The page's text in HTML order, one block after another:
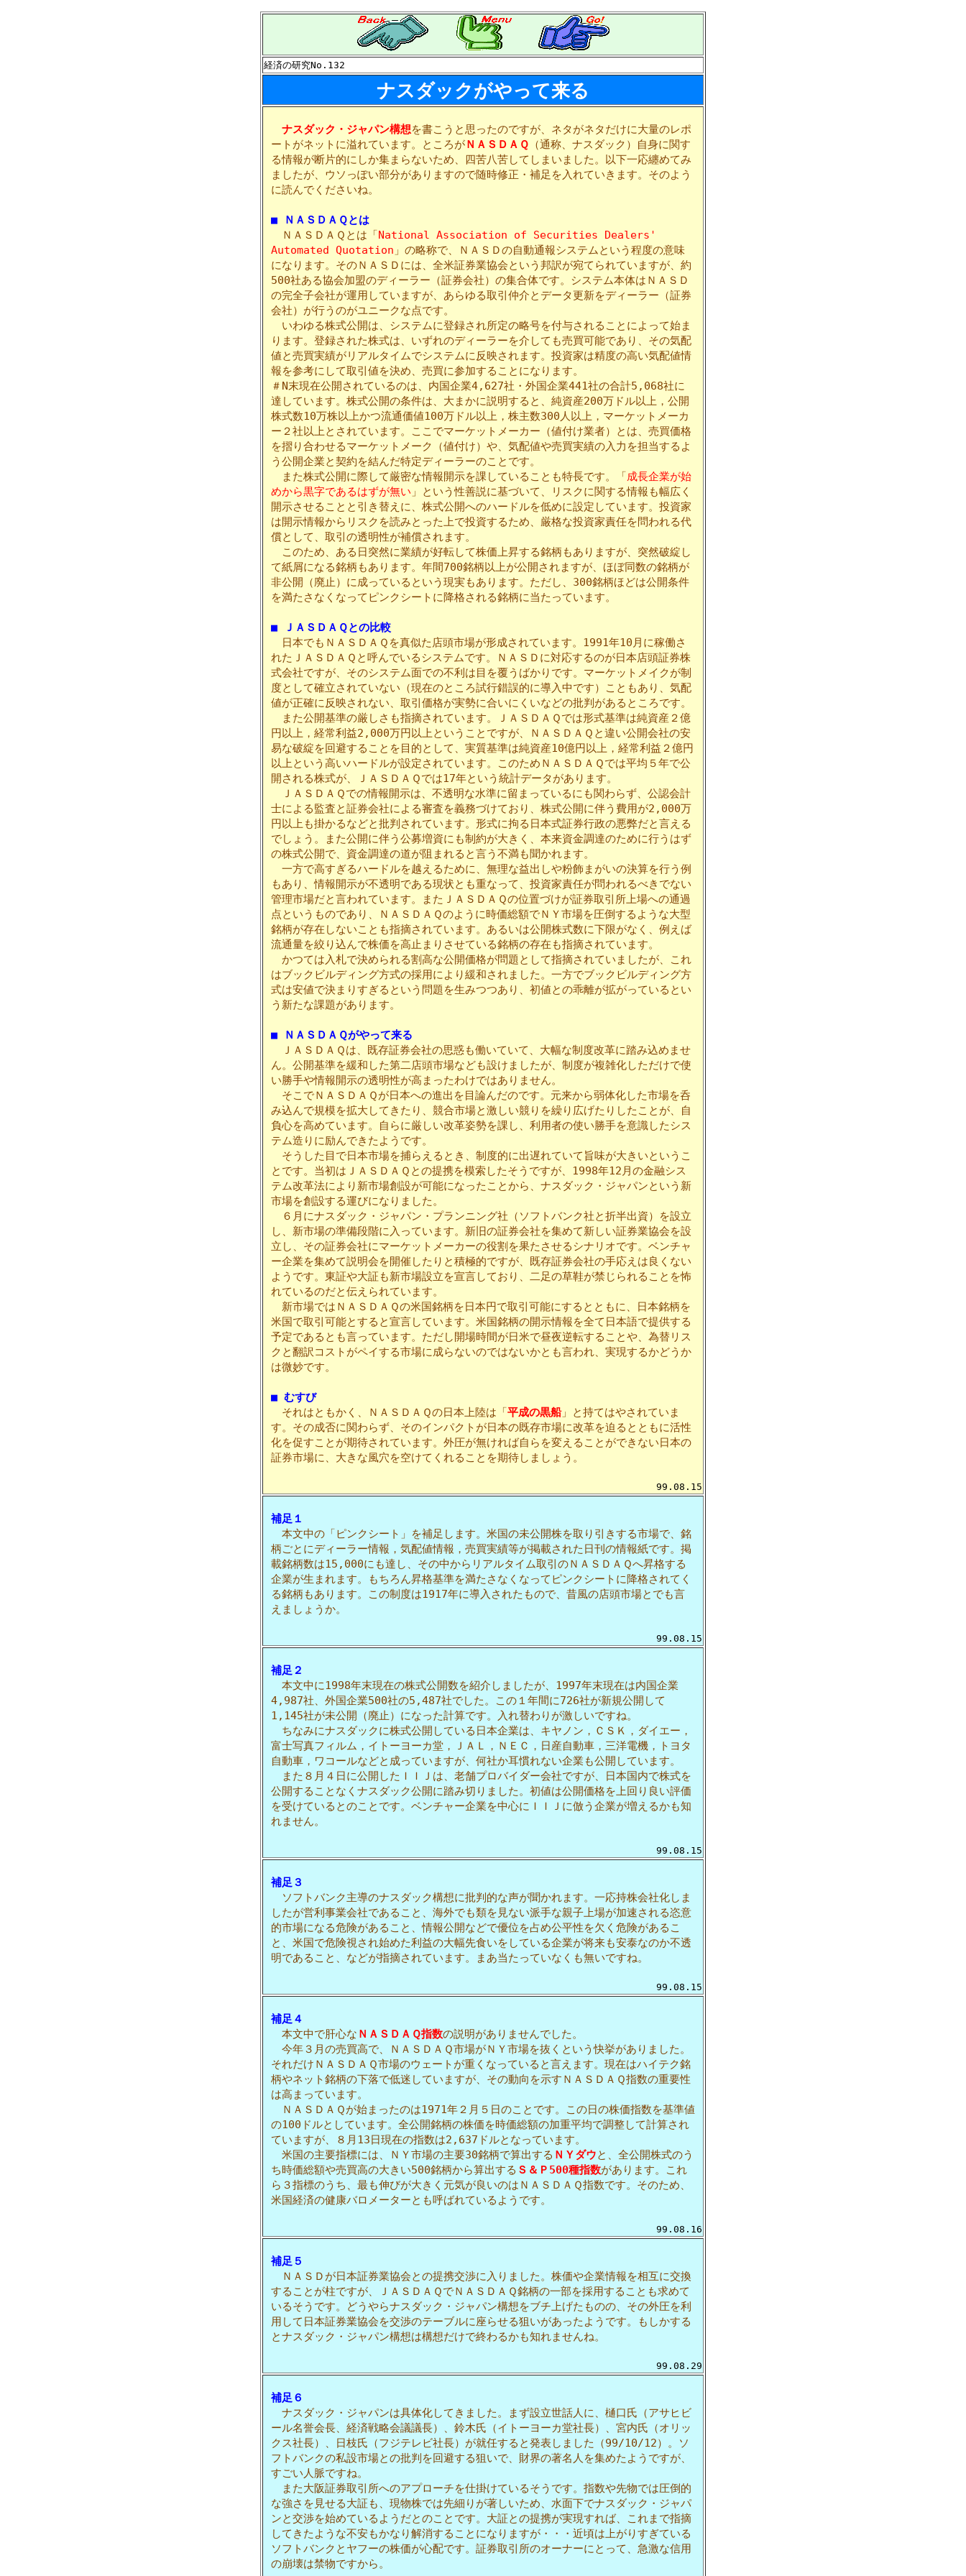
経済の研究No.132
ナスダックがやって来る
ナスダック・ジャパン構想を書こうと思ったのですが、ネタがネタだけに大量のレポ
ートがネットに溢れています。ところがＮＡＳＤＡＱ （通称、ナスダック）自身に関す
る情報が断片的にしか集まらないため、四苦八苦してしまいました。以下一応纏めてみ
ましたが、ウソっぽい部分がありますので随時修正・補足を入れていきます。そのよう
に読んでくださいね。
■ ＮＡＳＤＡＱとは
ＮＡＳＤＡＱとは「National Association of Securities Dealers'
Automated Quotation 」の略称で、ＮＡＳＤの自動通報システムという程度の意味
になります。そのＮＡＳＤには、全米証券業協会という邦訳が宛てられていますが、約
500社ある協会加盟のディーラー（証券会社）の集合体です。システム本体はＮＡＳＤ
の完全子会社が運用していますが、あらゆる取引仲介とデータ更新をディーラー（証券
会社）が行うのがユニークな点です。
いわゆる株式公開は、システムに登録され所定の略号を付与されることによって始ま
ります。登録された株式は、いずれのディーラーを介しても売買可能であり、その気配
値と売買実績がリアルタイムでシステムに反映されます。投資家は精度の高い気配値情
報を参考にして取引値を決め、売買に参加することになります。
＃N末現在公開されているのは、内国企業4,627社・外国企業441社の合計5,068社に
達しています。株式公開の条件は、大まかに説明すると、純資産200万ドル以上，公開
株式数10万株以上かつ流通価値100万ドル以上，株主数300人以上，マーケットメーカ
ー２社以上とされています。ここでマーケットメーカー（値付け業者）とは、売買価格
を摺り合わせるマーケットメーク（値付け）や、気配値や売買実績の入力を担当するよ
う公開企業と契約を結んだ特定ディーラーのことです。
また株式公開に際して厳密な情報開示を課していることも特長です。「成長企業が始
めから黒字であるはずが無い 」という性善説に基づいて、リスクに関する情報も幅広く
開示させることと引き替えに、株式公開へのハードルを低めに設定しています。投資家
は開示情報からリスクを読みとった上で投資するため、厳格な投資家責任を問われる代
償として、取引の透明性が補償されます。
このため、ある日突然に業績が好転して株価上昇する銘柄もありますが、突然破綻し
て紙屑になる銘柄もあります。年間700銘柄以上が公開されますが、ほぼ同数の銘柄が
非公開（廃止）に成っているという現実もあります。ただし、300銘柄ほどは公開条件
を満たさなくなってピンクシートに降格される銘柄に当たっています。
■ ＪＡＳＤＡＱとの比較
日本でもＮＡＳＤＡＱを真似た店頭市場が形成されています。1991年10月に稼働さ
れたＪＡＳＤＡＱと呼んでいるシステムです。ＮＡＳＤに対応するのが日本店頭証券株
式会社ですが、そのシステム面での不利は目を覆うばかりです。マーケットメイクが制
度として確立されていない（現在のところ試行錯誤的に導入中です）こともあり、気配
値が正確に反映されない、取引価格が実勢に合いにくいなどの批判があるところです。
また公開基準の厳しさも指摘されています。ＪＡＳＤＡＱでは形式基準は純資産２億
円以上，経常利益2,000万円以上ということですが、ＮＡＳＤＡＱと違い公開会社の安
易な破綻を回避することを目的として、実質基準は純資産10億円以上，経常利益２億円
以上という高いハードルが設定されています。このためＮＡＳＤＡＱでは平均５年で公
開される株式が、ＪＡＳＤＡＱでは17年という統計データがあります。
ＪＡＳＤＡＱでの情報開示は、不透明な水準に留まっているにも関わらず、公認会計
士による監査と証券会社による審査を義務づけており、株式公開に伴う費用が2,000万
円以上も掛かるなどと批判されています。形式に拘る日本式証券行政の悪弊だと言える
でしょう。また公開に伴う公募増資にも制約が大きく、本来資金調達のために行うはず
の株式公開で、資金調達の道が阻まれると言う不満も聞かれます。
一方で高すぎるハードルを越えるために、無理な益出しや粉飾まがいの決算を行う例
もあり、情報開示が不透明である現状とも重なって、投資家責任が問われるべきでない
管理市場だと言われています。またＪＡＳＤＡＱの位置づけが証券取引所上場への通過
点というものであり、ＮＡＳＤＡＱのように時価総額でＮＹ市場を圧倒するような大型
銘柄が存在しないことも指摘されています。あるいは公開株式数に下限がなく、例えば
流通量を絞り込んで株価を高止まりさせている銘柄の存在も指摘されています。
かつては入札で決められる割高な公開価格が問題として指摘されていましたが、これ
はブックビルディング方式の採用により緩和されました。一方でブックビルディング方
式は安値で決まりすぎるという問題を生みつつあり、初値との乖離が拡がっているとい
う新たな課題があります。
■ ＮＡＳＤＡＱがやって来る
ＪＡＳＤＡＱは、既存証券会社の思惑も働いていて、大幅な制度改革に踏み込めませ
ん。公開基準を緩和した第二店頭市場なども設けましたが、制度が複雑化しただけで使
い勝手や情報開示の透明性が高まったわけではありません。
そこでＮＡＳＤＡＱが日本への進出を目論んだのです。元来から弱体化した市場を呑
み込んで規模を拡大してきたり、競合市場と激しい競りを繰り広げたりしたことが、自
負心を高めています。自らに厳しい改革姿勢を課し、利用者の使い勝手を意識したシス
テム造りに励んできたようです。
そうした目で日本市場を捕らえるとき、制度的に出遅れていて旨味が大きいというこ
とです。当初はＪＡＳＤＡＱとの提携を模索したそうですが、1998年12月の金融シス
テム改革法により新市場創設が可能になったことから、ナスダック・ジャパンという新
市場を創設する運びになりました。
６月にナスダック・ジャパン・プランニング社（ソフトバンク社と折半出資）を設立
し、新市場の準備段階に入っています。新旧の証券会社を集めて新しい証券業協会を設
立し、その証券会社にマーケットメーカーの役割を果たさせるシナリオです。ベンチャ
ー企業を集めて説明会を開催したりと積極的ですが、既存証券会社の手応えは良くない
ようです。東証や大証も新市場設立を宣言しており、二足の草鞋が禁じられることを怖
れているのだと伝えられています。
新市場ではＮＡＳＤＡＱの米国銘柄を日本円で取引可能にするとともに、日本銘柄を
米国で取引可能とすると宣言しています。米国銘柄の開示情報を全て日本語で提供する
予定であるとも言っています。ただし開場時間が日米で昼夜逆転することや、為替リス
クと翻訳コストがペイする市場に成らないのではないかとも言われ、実現するかどうか
は微妙です。
■ むすび
それはともかく、ＮＡＳＤＡＱの日本上陸は「平成の黒船」と持てはやされていま
す。その成否に関わらず、そのインパクトが日本の既存市場に改革を迫るとともに活性
化を促すことが期待されています。外圧が無ければ自らを変えることができない日本の
証券市場に、大きな風穴を空けてくれることを期待しましょう。
99.08.15
補足１
本文中の「ピンクシート」を補足します。米国の未公開株を取り引きする市場で、銘
柄ごとにディーラー情報，気配値情報，売買実績等が掲載された日刊の情報紙です。掲
載銘柄数は15,000にも達し、その中からリアルタイム取引のＮＡＳＤＡＱへ昇格する
企業が生まれます。もちろん昇格基準を満たさなくなってピンクシートに降格されてく
る銘柄もあります。この制度は1917年に導入されたもので、昔風の店頭市場とでも言
えましょうか。
99.08.15
補足２
本文中に1998年末現在の株式公開数を紹介しましたが、1997年末現在は内国企業
4,987社、外国企業500社の5,487社でした。この１年間に726社が新規公開して
1,145社が未公開（廃止）になった計算です。入れ替わりが激しいですね。
ちなみにナスダックに株式公開している日本企業は、キヤノン，ＣＳＫ，ダイエー，
富士写真フィルム，イトーヨーカ堂，ＪＡＬ，ＮＥＣ，日産自動車，三洋電機，トヨタ
自動車，ワコールなどと成っていますが、何社か耳慣れない企業も公開しています。
また８月４日に公開したＩＩＪは、老舗プロバイダー会社ですが、日本国内で株式を
公開することなくナスダック公開に踏み切りました。初値は公開価格を上回り良い評価
を受けているとのことです。ベンチャー企業を中心にＩＩＪに倣う企業が増えるかも知
れません。
99.08.15
補足３
ソフトバンク主導のナスダック構想に批判的な声が聞かれます。一応持株会社化しま
したが営利事業会社であること、海外でも類を見ない派手な親子上場が加速される恣意
的市場になる危険があること、情報公開などで優位を占め公平性を欠く危険があるこ
と、米国で危険視され始めた利益の大幅先食いをしている企業が将来も安泰なのか不透
明であること、などが指摘されています。まあ当たっていなくも無いですね。
99.08.15
補足４
本文中で肝心な ＮＡＳＤＡＱ指数の説明がありませんでした。
今年３月の売買高で、ＮＡＳＤＡＱ市場がＮＹ市場を抜くという快挙がありました。
それだけＮＡＳＤＡＱ市場のウェートが重くなっていると言えます。現在はハイテク銘
柄やネット銘柄の下落で低迷していますが、その動向を示すＮＡＳＤＡＱ指数の重要性
は高まっています。
ＮＡＳＤＡＱが始まったのは1971年２月５日のことです。この日の株価指数を基準値
の100ドルとしています。全公開銘柄の株価を時価総額の加重平均で調整して計算され
ていますが、８月13日現在の指数は2,637ドルとなっています。
米国の主要指標には、ＮＹ市場の主要30銘柄で算出する ＮＹダウと、全公開株式のう
ち時価総額や売買高の大きい500銘柄から算出する Ｓ＆Ｐ500種指数があります。これ
ら３指標のうち、最も伸びが大きく元気が良いのはＮＡＳＤＡＱ指数です。そのため、
米国経済の健康バロメーターとも呼ばれているようです。
99.08.16
補足５
ＮＡＳＤが日本証券業協会との提携交渉に入りました。株価や企業情報を相互に交換
することが柱ですが、ＪＡＳＤＡＱでＮＡＳＤＡＱ銘柄の一部を採用することも求めて
いるそうです。どうやらナスダック・ジャパン構想をブチ上げたものの、その外圧を利
用して日本証券業協会を交渉のテーブルに座らせる狙いがあったようです。もしかする
とナスダック・ジャパン構想は構想だけで終わるかも知れませんね。
99.08.29
補足６
ナスダック・ジャパンは具体化してきました。まず設立世話人に、樋口氏（アサヒビ
ール名誉会長、経済戦略会議議長）、鈴木氏（イトーヨーカ堂社長）、宮内氏（オリッ
クス社長）、日枝氏（フジテレビ社長）が就任すると発表しました（99/10/12）。ソ
フトバンクの私設市場との批判を回避する狙いで、財界の著名人を集めたようですが、
すごい人脈ですね。
また大阪証券取引所へのアプローチを仕掛けているそうです。指数や先物では圧倒的
な強さを見せる大証も、現物株では先細りが著しいため、水面下でナスダック・ジャパ
ンと交渉を始めているようだとのことです。大証との提携が実現すれば、これまで指摘
してきたような不安もかなり解消することになりますが・・・近頃は上がりすぎている
ソフトバンクとヤフーの株価が心配です。証券取引所のオーナーにとって、急激な信用
の崩壊は禁物ですから。